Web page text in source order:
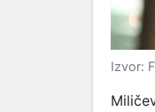
Izvor: